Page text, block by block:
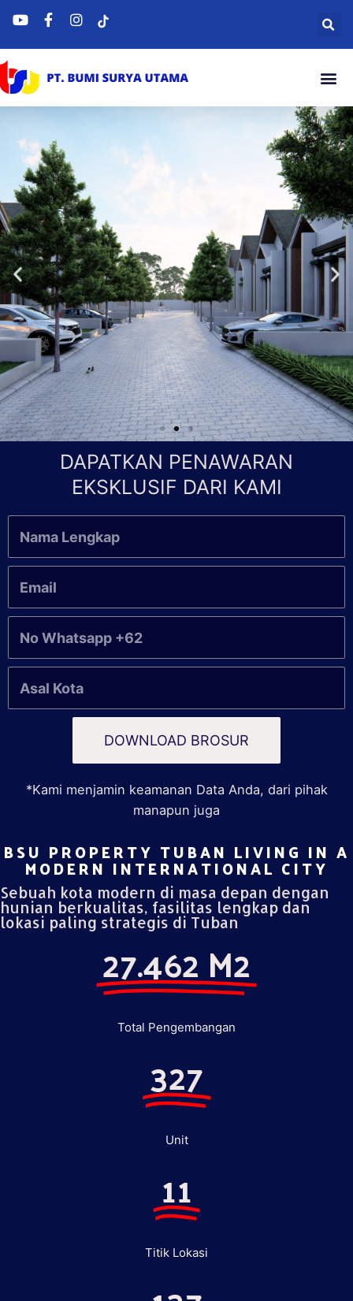
DAPATKAN PENAWARAN
EKSKLUSIF DARI KAMI
DOWNLOAD BROSUR
*Kami menjamin keamanan Data Anda, dari pihak
manapun juga
BSU PROPERTY TUBAN LIVING IN A
MODERN INTERNATIONAL CITY​
Sebuah kota modern di masa depan dengan
hunian berkualitas, fasilitas lengkap dan
lokasi paling strategis di Tuban
27.462 M2
Total Pengembangan
327
Unit
11
Titik Lokasi